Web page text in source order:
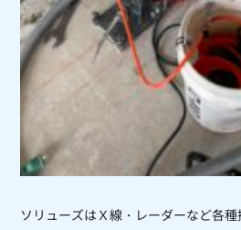
ソリューズはＸ線・レーダーなど各